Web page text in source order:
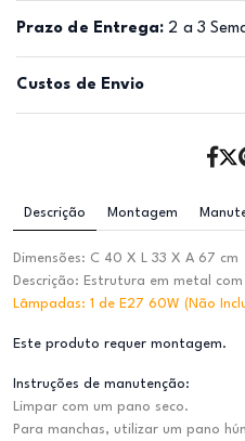
Prazo de Entrega: 2 a 3
Custos de Envio
Descrição Montagem
Dimensões: C 40 X L 33 X A 67 cm
Descrição: Estrutura em metal
Lâmpadas: 1 de E27 60W (Não
Este produto requer montagem.
Instruções de manutenção:
Limpar com um pano seco.
Para manchas, utilizar um pano